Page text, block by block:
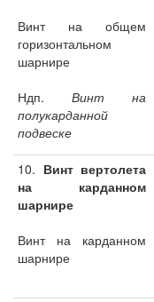
Винт на общем
горизонтальном
шарнире
Ндп. Винт на
полукарданной
подвеске
10. Винт вертолета
на карданном
шарнире
Винт на карданном
шарнире